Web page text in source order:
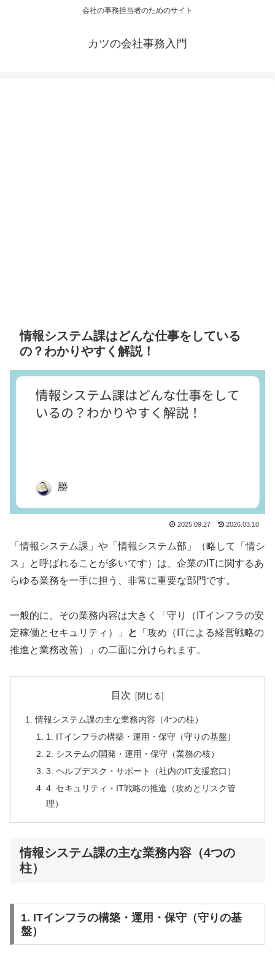
会社の事務担当者のためのサイト
カツの会社事務入門
情報システム課はどんな仕事をしている
の？わかりやすく解説！
2025.09.27 2026.03.10
「情報システム課」や「情報システム部」（略して「情シ
ス」と呼ばれることが多いです）は、企業のITに関するあ
らゆる業務を一手に担う、非常に重要な部門です。
一般的に、その業務内容は大きく「守り（ITインフラの安
定稼働とセキュリティ）」
と
「攻め（ITによる経営戦略の
推進と業務改善）」の二面に分けられます。
目次
情報システム課の主な業務内容（4つの柱）
1. ITインフラの構築・運用・保守（守りの基盤）
2. システムの開発・運用・保守（業務の核）
3. ヘルプデスク・サポート（社内のIT支援窓口）
4. セキュリティ・IT戦略の推進（攻めとリスク管
理）
情報システム課の主な業務内容（4つの
柱）
1. ITインフラの構築・運用・保守（守りの基
盤）